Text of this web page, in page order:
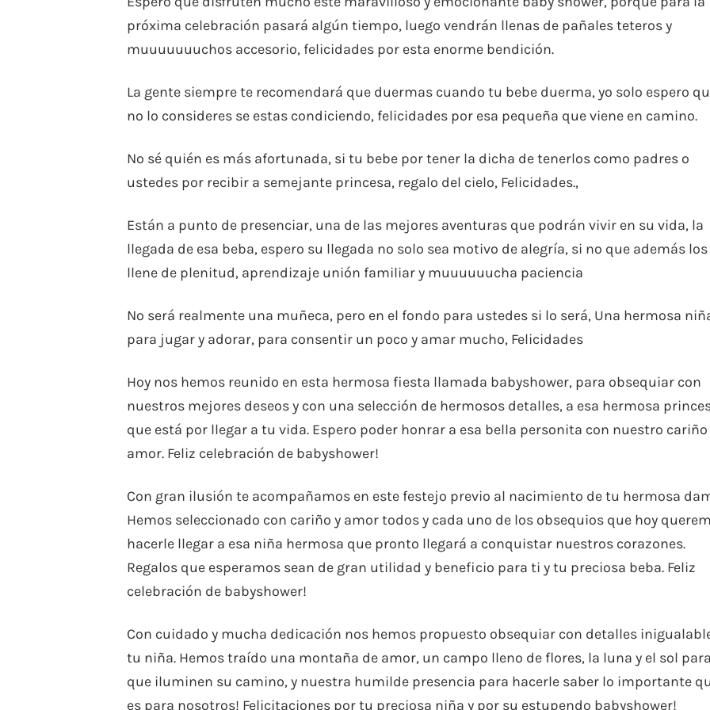
próxima celebración pasará algún tiempo, luego vendrán llenas de pañales teteros y
muuuuuuuchos accesorio, felicidades por esta enorme bendición.
La gente siempre te recomendará que duermas cuando tu bebe duerma, yo solo espero
no lo consideres se estas condiciendo, felicidades por esa pequeña que viene en camino.
No sé quién es más afortunada, si tu bebe por tener la dicha de tenerlos como padres o
ustedes por recibir a semejante princesa, regalo del cielo, Felicidades.,
Están a punto de presenciar, una de las mejores aventuras que podrán vivir en su vida, la
llegada de esa beba, espero su llegada no solo sea motivo de alegría, si no que además los
llene de plenitud, aprendizaje unión familiar y muuuuuucha paciencia
No será realmente una muñeca, pero en el fondo para ustedes si lo será, Una hermosa
para jugar y adorar, para consentir un poco y amar mucho, Felicidades
Hoy nos hemos reunido en esta hermosa fiesta llamada babyshower, para obsequiar con
nuestros mejores deseos y con una selección de hermosos detalles, a esa hermosa
que está por llegar a tu vida. Espero poder honrar a esa bella personita con nuestro cariño
amor. Feliz celebración de babyshower!
Con gran ilusión te acompañamos en este festejo previo al nacimiento de tu hermosa
Hemos seleccionado con cariño y amor todos y cada uno de los obsequios que hoy
hacerle llegar a esa niña hermosa que pronto llegará a conquistar nuestros corazones.
Regalos que esperamos sean de gran utilidad y beneficio para ti y tu preciosa beba. Feliz
celebración de babyshower!
Con cuidado y mucha dedicación nos hemos propuesto obsequiar con detalles
tu niña. Hemos traído una montaña de amor, un campo lleno de flores, la luna y el sol
que iluminen su camino, y nuestra humilde presencia para hacerle saber lo importante
es para nosotros! Felicitaciones por tu preciosa niña y por su estupendo babyshower!